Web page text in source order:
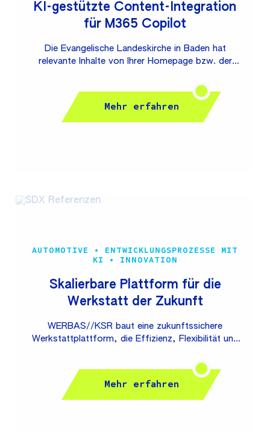
KI-gestützte Content-Integration
für M365 Copilot
Die Evangelische Landeskirche in Baden hat
relevante Inhalte von Ihrer Homepage bzw. der
365 Copilot verfügbar gemacht. Auf diese Weise
profitieren die Mitarbeitenden von einem direkten,
kontextbezogenen Zugriff auf relevantes Wissen –
genau im Moment des Bedarfs.
Mehr erfahren
AUTOMOTIVE • ENTWICKLUNGSPROZESSE MIT
KI • INNOVATION
Skalierbare Plattform für die
Werkstatt der Zukunft
WERBAS//KSR baut eine zukunftssichere
Werkstattplattform, die Effizienz, Flexibilität und
Basis für weiteres Wachstum schafft. Dabei wird KI
gezielt eingesetzt, um Entwicklungsprozesse zu
beschleunigen und messbare Effizienzvorteile zu
realisieren.
Mehr erfahren